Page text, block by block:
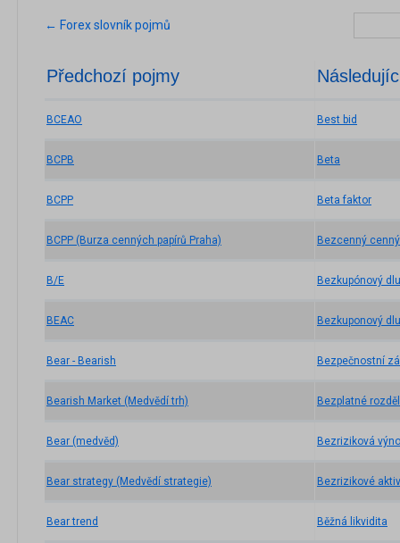
← Forex slovník pojmů
Předchozí pojmy
BCEAO
BCPB
BCPP
BCPP (Burza cenných papírů Praha)
B/E
BEAC
Bear - Bearish
Bearish Market (Medvědí trh)
Bear (medvěd)
Bear strategy (Medvědí strategie)
Bear trend
Best bid
Beta
Beta faktor
Bezcenný
Bezkupónový
Bezkuponový
Bezpečnostní
Bezplatné
Bezriziková
Bezrizikové
Běžná likvidita